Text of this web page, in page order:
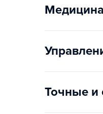
Точные и